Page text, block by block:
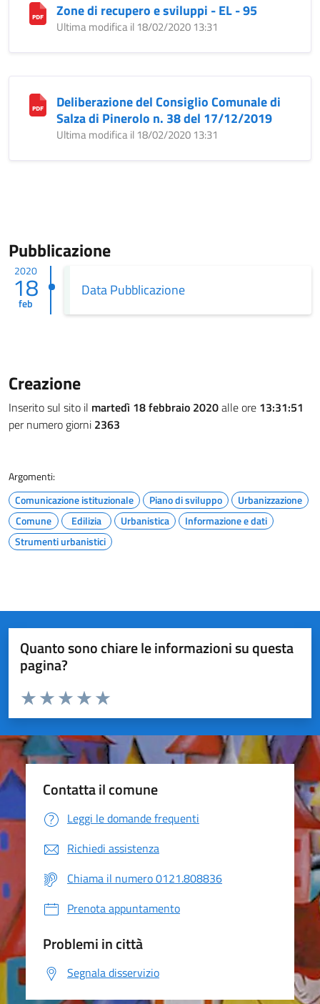
Zone di recupero e sviluppi - EL - 95
Ultima modifica il 18/02/2020 13:31
Deliberazione del Consiglio Comunale di
Salza di Pinerolo n. 38 del 17/12/2019
Ultima modifica il 18/02/2020 13:31
Pubblicazione
2020
18
feb
Data Pubblicazione
Creazione
Inserito sul sito il martedì 18 febbraio 2020alle ore 13:31:51
per numero giorni 2363
Argomenti:
Comunicazione istituzionale
Piano di sviluppo
Urbanizzazione
Comune
Edilizia Urbanistica
Informazione e dati
Strumenti urbanistici
Quanto sono chiare le informazioni su questa
pagina?
Valuta da 1 a 5 stelle la pagina
Valuta 5 stelle su 5
Valuta 4 stelle su 5
Valuta 3 stelle su 5
Valuta 2 stelle su 5
Valuta 1 stelle su 5
Contatta il comune
Leggi le domande frequenti
Richiedi assistenza
Chiama il numero 0121.808836
Prenota appuntamento
Problemi in città
Segnala disservizio